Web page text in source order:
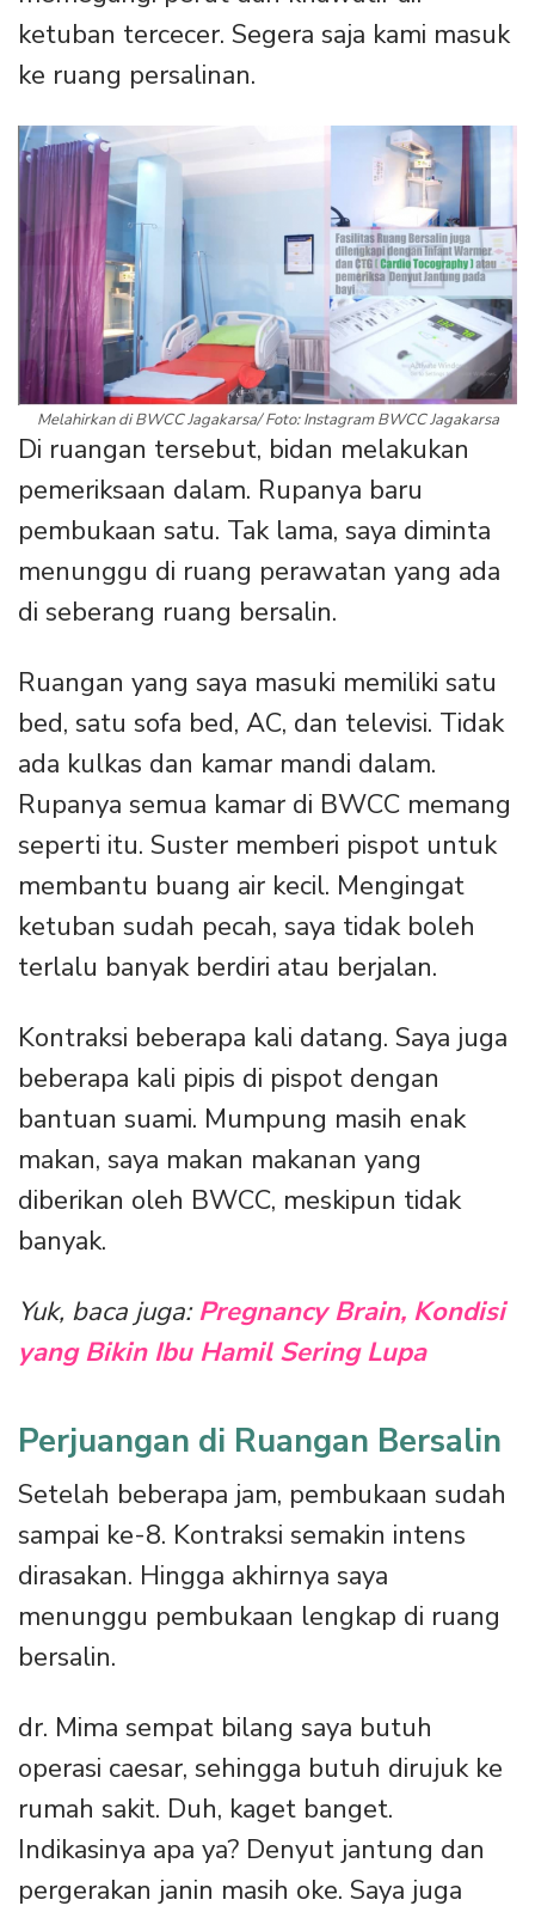
ketuban tercecer. Segera saja kami masuk
ke ruang persalinan.
Melahirkan di BWCC Jagakarsa/ Foto: Instagram BWCC Jagakarsa
Di ruangan tersebut, bidan melakukan
pemeriksaan dalam. Rupanya baru
pembukaan satu. Tak lama, saya diminta
menunggu di ruang perawatan yang ada
di seberang ruang bersalin.
Ruangan yang saya masuki memiliki satu
bed, satu sofa bed, AC, dan televisi. Tidak
ada kulkas dan kamar mandi dalam.
Rupanya semua kamar di BWCC memang
seperti itu. Suster memberi pispot untuk
membantu buang air kecil. Mengingat
ketuban sudah pecah, saya tidak boleh
terlalu banyak berdiri atau berjalan.
Kontraksi beberapa kali datang. Saya juga
beberapa kali pipis di pispot dengan
bantuan suami. Mumpung masih enak
makan, saya makan makanan yang
diberikan oleh BWCC, meskipun tidak
banyak.
Yuk, baca juga:Pregnancy Brain, Kondisi
yang Bikin Ibu Hamil Sering Lupa
Perjuangan di Ruangan Bersalin
Setelah beberapa jam, pembukaan sudah
sampai ke-8. Kontraksi semakin intens
dirasakan. Hingga akhirnya saya
menunggu pembukaan lengkap di ruang
bersalin.
dr. Mima sempat bilang saya butuh
operasi caesar, sehingga butuh dirujuk ke
rumah sakit. Duh, kaget banget.
Indikasinya apa ya? Denyut jantung dan
pergerakan janin masih oke. Saya juga